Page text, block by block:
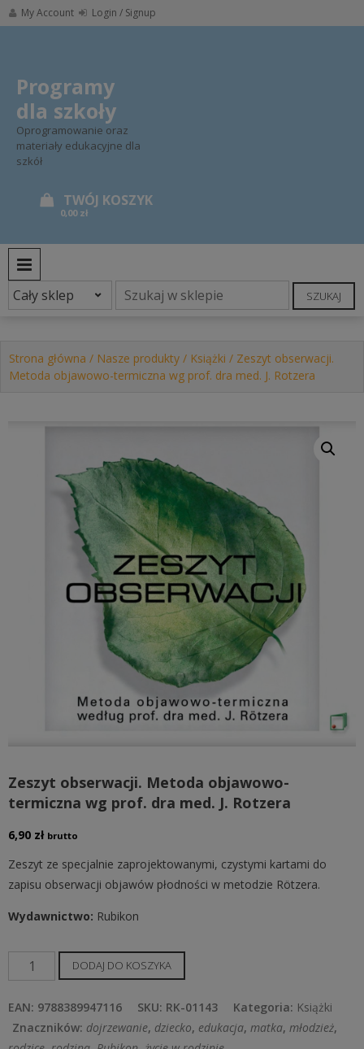
Skip
to
My Account Login / Signup
Programy
dla szkoły
Oprogramowanie oraz
materiały edukacyjne dla
szkół
0,00 zł
SZUKAJ
Strona główna / Nasze produkty / Książki / Zeszyt obserwacji.
Metoda objawowo-termiczna wg prof. dra med. J. Rotzera
Zeszyt obserwacji. Metoda objawowo-
termiczna wg prof. dra med. J. Rotzera
6,90 zł brutto
Zeszyt ze specjalnie zaprojektowanymi, czystymi kartami do
zapisu obserwacji objawów płodności w metodzie Rötzera.
Wydawnictwo: Rubikon
ilość
Zeszyt
obserwacji.
Metoda
objawowo-
DODAJ DO KOSZYKA
EAN: 9788389947116 SKU: RK-01143 Kategoria: Książki
Znaczników: dojrzewanie, dziecko, edukacja, matka, młodzież,